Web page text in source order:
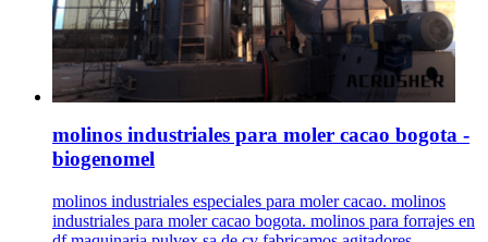
molinos industriales para moler cacao bogota -
biogenomel
molinos industriales especiales para moler cacao. molinos
industriales para moler cacao bogota. molinos para forrajes en